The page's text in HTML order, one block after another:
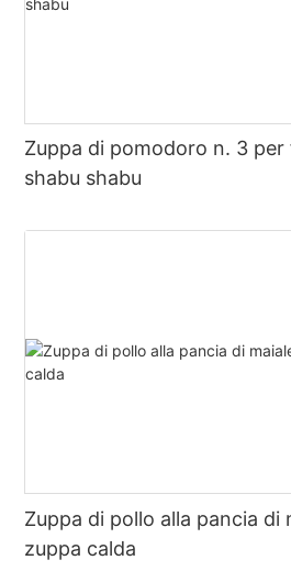
Zuppa di pomodoro n. 3
shabu shabu
Zuppa di pollo alla pancia di
zuppa calda